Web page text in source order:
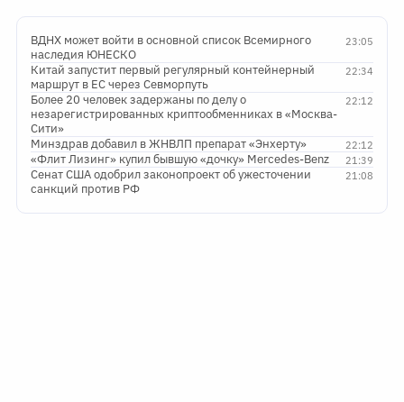
23:05
ВДНХ может войти в основной список Всемирного
наследия ЮНЕСКО
22:34
Китай запустит первый регулярный контейнерный
маршрут в ЕС через Севморпуть
22:12
Более 20 человек задержаны по делу о
незарегистрированных криптообменниках в «Москва-
Сити»
22:12
Минздрав добавил в ЖНВЛП препарат «Энхерту»
21:39
«Флит Лизинг» купил бывшую «дочку» Mercedes-Benz
21:08
Сенат США одобрил законопроект об ужесточении
санкций против РФ